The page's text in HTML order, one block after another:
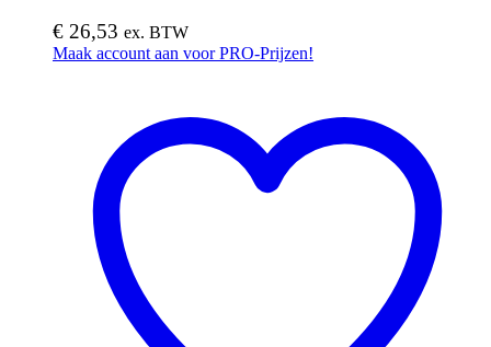
€ 26,53 ex. BTW
Maak account aan voor PRO-Prijzen!
Deze
productpagina